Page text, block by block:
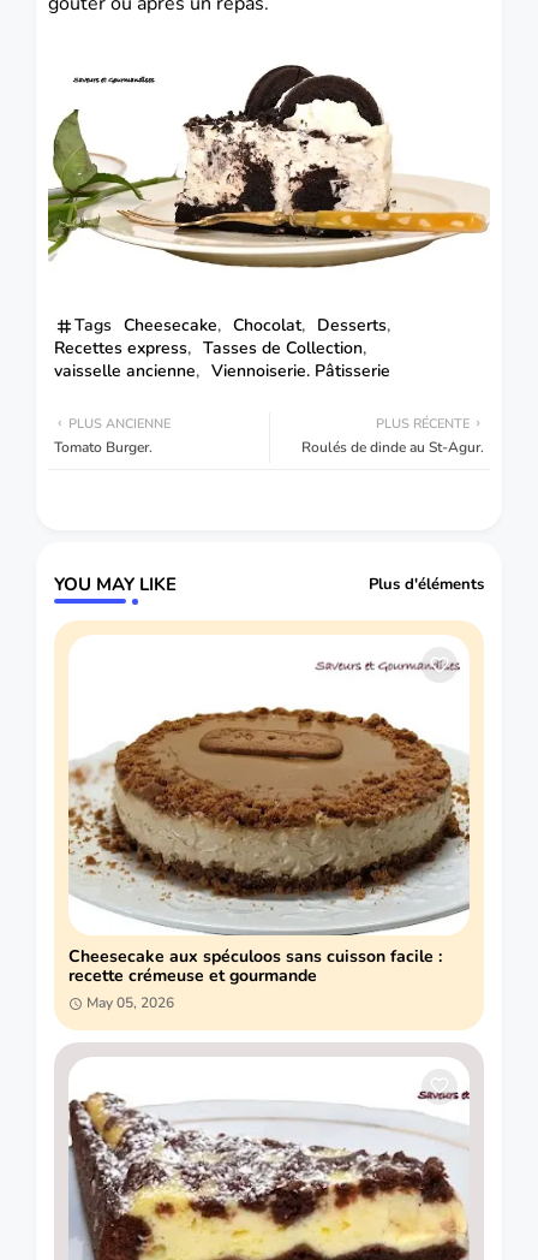
Tags Cheesecake Chocolat
Desserts
Recettes express
Tasses de Collection
vaisselle ancienne
Viennoiserie. Pâtisserie
PLUS RÉCENTE
Roulés de dinde au St-Agur.
PLUS ANCIENNE
Tomato Burger.
YOU MAY LIKE Plus d'éléments
Cheesecake aux spéculoos sans cuisson facile :
recette crémeuse et gourmande
May 05, 2026